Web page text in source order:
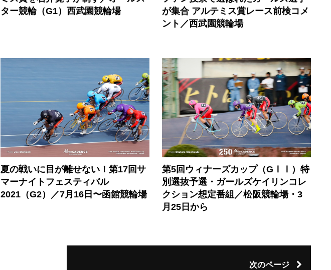
ター競輪（G1）西武園競輪場
が集合 アルテミス賞レース前検コメ
ント／西武園競輪場
夏の戦いに目が離せない！第17回サ
マーナイトフェスティバル
2021（G2）／7月16日〜函館競輪場
第5回ウィナーズカップ（GⅠⅠ）特
別選抜予選・ガールズケイリンコレ
クション想定番組／松阪競輪場・3
月25日から
次のページ